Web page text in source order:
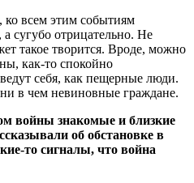
ко всем этим событиям
сугубо отрицательно. Не
такое творится. Вроде, можно
как-то спокойно
себя, как пещерные люди.
в чем невиновные граждане.
войны знакомые и близкие
об обстановке в
то сигналы, что война